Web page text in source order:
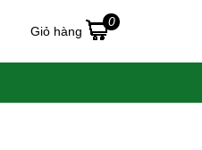
Giỏ hàng
0